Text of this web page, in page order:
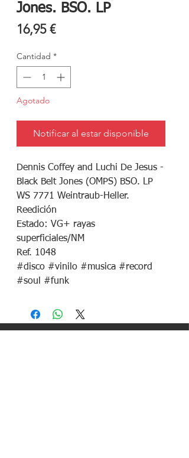
Jones. BSO. LP
16,95 €Precio
Cantidad *
Agotado
Notificar al estar disponible
Dennis Coffey and Luchi De Jesus -
Black Belt Jones (OMPS) BSO. LP
WS 7771 Weintraub-Heller.
Reedición
Estado: VG+ rayas
superficiales/NM
Ref. 1048
#disco #vinilo #musica #record
#soul #funk